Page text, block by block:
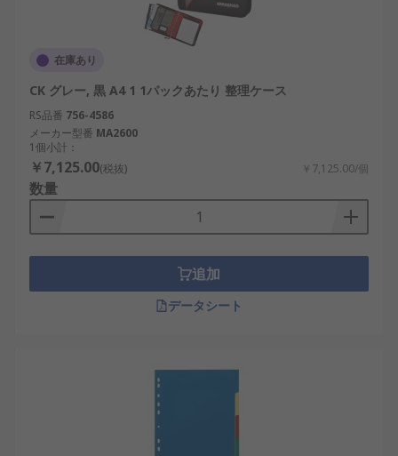
は緊急に使用するためアイテムがひとつ必要な場合
でも、緊急に必要な特別なスペア部品である ファイ
ルディバイダ は、ご注文当日、または翌日までに確
客様には、予算に合う価格契約を柔軟に提供致しま
す。当社の製品のリストは、お客様の期待に十分に
お応えしていると確信しております。そして、お客
様にも安心していただきたいと思っています。 購入
前に ファイルディバイダ の全アイテムの概要をご
覧ください。 RS は、多様なファイルディバイダ の
電子・工業製品の IT、テスト、安全機器 におい
在庫あり
CK グレー, 黒 A4 1 1パックあたり 整理ケース
RS品番 756-4586
メーカー型番 MA2600
1個小計：
￥7,125.00(税抜) ￥7,125.00/個
数量
追加
データシート